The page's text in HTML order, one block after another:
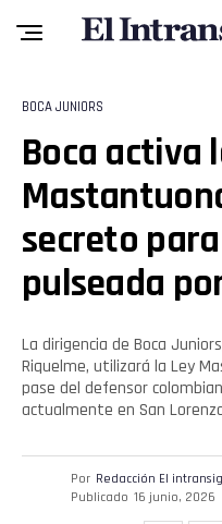
BOCA JUNIORS
Boca activa
secreto
pulseada
La dirigencia de Boca
Riquelme, utilizará la Ley
pase del defensor
actualmente en San
Por Redacción El
Publicado 16 junio, 2026
Reddit
Pinterest